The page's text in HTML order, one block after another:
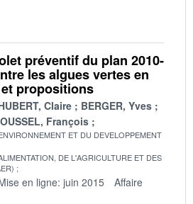
préventif du plan 2010-
les algues vertes en
propositions
Claire
BERGER, Yves
François
ET DU DEVELOPPEMENT
DE L'AGRICULTURE ET DES
en ligne: juin 2015
Affaire